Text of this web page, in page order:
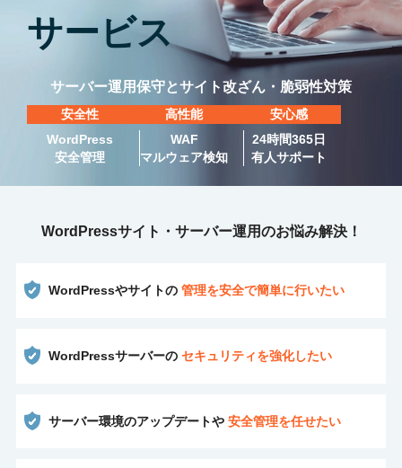
サービス
サーバー運用保守とサイト改ざん・脆弱性対策
安全性
WordPress
安全管理
高性能
WAF
マルウェア検知
安心感
24時間365日
有人サポート
WordPressサイト・サーバー運用のお悩み解決！
WordPressやサイトの 管理を安全で簡単に行いたい
WordPressサーバーの セキュリティを強化したい
サーバー環境のアップデートや 安全管理を任せたい